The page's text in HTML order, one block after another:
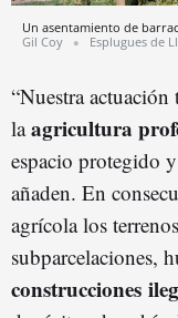
Un asentamiento de
Gil Coy
Esplugues de
“Nuestra
laagricultura
espacio protegido
añaden. En
agrícola los
subparcelaciones,
construcciones